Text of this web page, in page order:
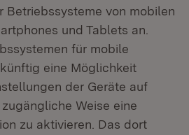
Betriebssysteme von mobilen
und Tablets an.
für mobile
eine Möglichkeit
der Geräte auf
Weise eine
zu aktivieren. Das dort